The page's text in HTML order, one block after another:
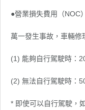
●營業損失費用（NOC）
萬一發生事故，車輛修
(1) 能夠自行駕駛時：
(2) 無法自行駕駛時：
* 即使可以自行駕駛，